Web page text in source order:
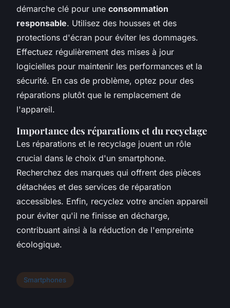
démarche clé pour une consommation
responsable. Utilisez des housses et des
protections d'écran pour éviter les dommages.
Effectuez régulièrement des mises à jour
logicielles pour maintenir les performances et la
sécurité. En cas de problème, optez pour des
réparations plutôt que le remplacement de
l'appareil.
Importance des réparations et du recyclage
Les réparations et le recyclage jouent un rôle
crucial dans le choix d'un smartphone.
Recherchez des marques qui offrent des pièces
détachées et des services de réparation
accessibles. Enfin, recyclez votre ancien appareil
pour éviter qu'il ne finisse en décharge,
contribuant ainsi à la réduction de l'empreinte
écologique.
Smartphones